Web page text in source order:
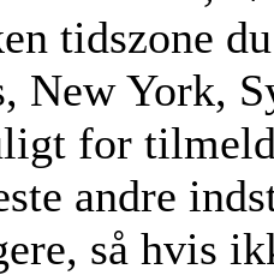
tidszone
New York,
for
andre
så hvis